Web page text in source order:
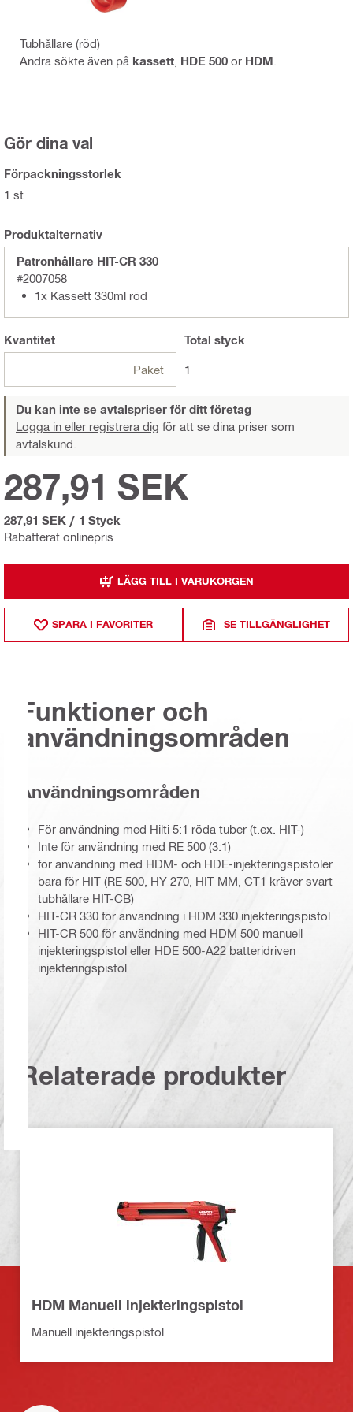
Tubhållare (röd)
Andra sökte även på kassett HDE 500 or HDM
Gör dina val
Förpackningsstorlek
1 st
Produktalternativ
Patronhållare HIT-CR 330
#2007058
1x Kassett 330ml röd
Kvantitet
Paket
Total styck
1
Du kan inte se avtalspriser för ditt företag
Logga in eller registrera dig för att se dina priser som
avtalskund.
Rabatterat onlinepris
287,91 SEK
287,91 SEK / 1 Styck
LÄGG TILL I VARUKORGEN
SPARA I FAVORITER SE TILLGÄNGLIGHET
Funktioner och
användningsområden
Användningsområden
För användning med Hilti 5:1 röda tuber (t.ex. HIT-)
Inte för användning med RE 500 (3:1)
för användning med HDM- och HDE-injekteringspistoler
bara för HIT (RE 500, HY 270, HIT MM, CT1 kräver svart
tubhållare HIT-CB)
HIT-CR 330 för användning i HDM 330 injekteringspistol
HIT-CR 500 för användning med HDM 500 manuell
injekteringspistol eller HDE 500-A22 batteridriven
injekteringspistol
Relaterade produkter
HDM Manuell injekteringspistol
Manuell injekteringspistol